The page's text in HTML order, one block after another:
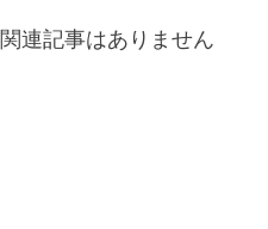
関連記事はありません